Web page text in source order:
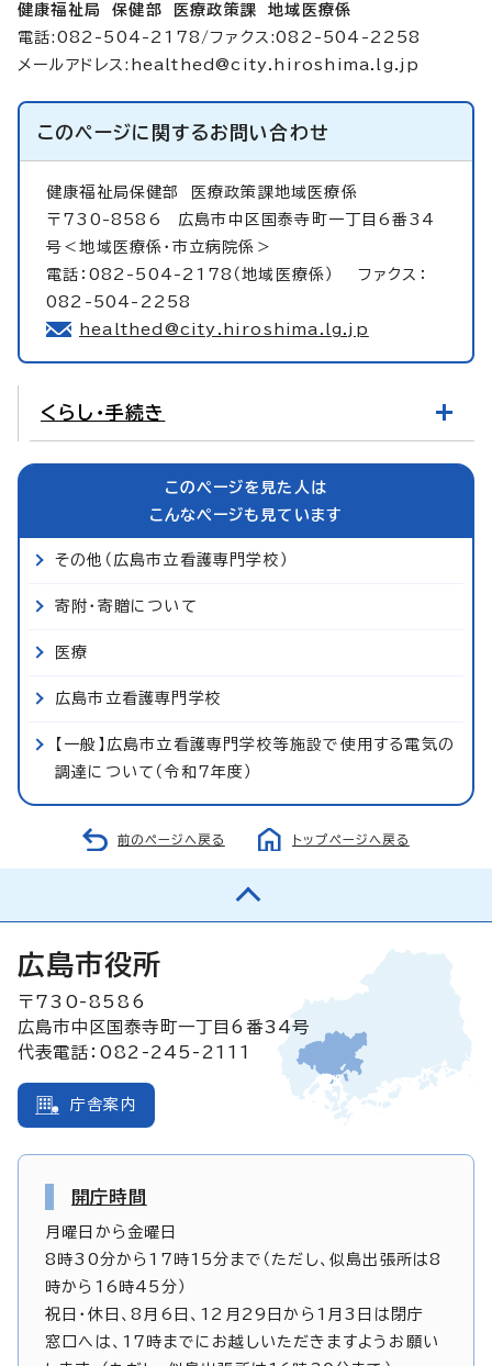
健康福祉局 保健部 医療政策課 地域医療係
電話:082-504-2178/ファクス:082-504-2258
メールアドレス: healthed@city.hiroshima.lg.jp
このページに関するお問い合わせ
健康福祉局保健部
医療政策課地域医療係
〒730-8586 広島市中区国泰寺町一丁目6番34
号＜地域医療係・市立病院係＞
電話：082-504-2178（地域医療係） ファクス：
082-504-2258
healthed@city.hiroshima.lg.jp
くらし・手続き
このページを見た人は
こんなページも見ています
その他（広島市立看護専門学校）
寄附・寄贈について
医療
広島市立看護専門学校
【一般】広島市立看護専門学校等施設で使用する電気の
調達について（令和7年度）
前のページへ戻る トップページへ戻る
広島市役所
〒730-8586
広島市中区国泰寺町一丁目6番34号
代表電話：082-245-2111
庁舎案内
開庁時間
月曜日から金曜日
8時30分から17時15分まで（ただし、似島出張所は8
時から16時45分）
祝日・休日、8月6日、12月29日から1月3日は閉庁
窓口へは、17時までにお越しいただきますようお願い